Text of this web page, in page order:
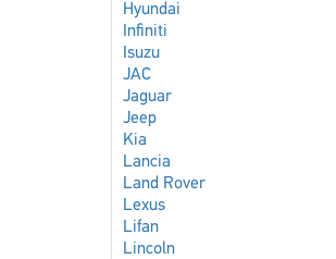
Hyundai
Infiniti
Isuzu
JAC
Jaguar
Jeep
Kia
Lancia
Land Rover
Lexus
Lifan
Lincoln